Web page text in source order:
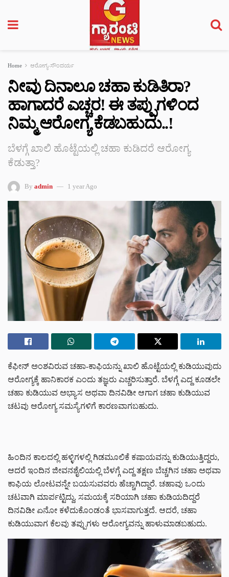
Home ಆರೋಗ್ಯ-ಸೌಂದರ್ಯ
ನೀವು ದಿನಾಲೂ ಚಹಾ ಕುಡಿತಿರಾ?
ಹಾಗಾದರೆ ಎಚ್ಚರ! ಈ ತಪ್ಪುಗಳಿಂದ
ನಿಮ್ಮ ಆರೋಗ್ಯ ಕೆಡಬಹುದು..!
ಬೆಳಗ್ಗೆ ಖಾಲಿ ಹೊಟ್ಟೆಯಲ್ಲಿ ಚಹಾ ಕುಡಿದರೆ ಆರೋಗ್ಯ
ಕೆಡುತ್ತಾ?
By admin 1 year Ago
ಕೆಫೀನ್ ಅಂಶವಿರುವ ಚಹಾ-ಕಾಫಿಯನ್ನು ಖಾಲಿ ಹೊಟ್ಟೆಯಲ್ಲಿ ಕುಡಿಯುವುದು
ಆರೋಗ್ಯಕ್ಕೆ ಹಾನಿಕಾರಕ ಎಂದು ತಜ್ಞರು ಎಚ್ಚರಿಸುತ್ತಾರೆ. ಬೆಳಗ್ಗೆ ಎದ್ದ ಕೂಡಲೇ
ಚಹಾ ಕುಡಿಯುವ ಅಭ್ಯಾಸ ಅಥವಾ ದಿನವಿಡೀ ಆಗಾಗ ಚಹಾ ಕುಡಿಯುವ
ಚಟವು ಆರೋಗ್ಯ ಸಮಸ್ಯೆಗಳಿಗೆ ಕಾರಣವಾಗಬಹುದು.
ಹಿಂದಿನ ಕಾಲದಲ್ಲಿ ಹಳ್ಳಿಗಳಲ್ಲಿ ಗಿಡಮೂಲಿಕೆ ಕಷಾಯವನ್ನು ಕುಡಿಯುತ್ತಿದ್ದರು,
ಆದರೆ ಇಂದಿನ ಜೀವನಶೈಲಿಯಲ್ಲಿ ಬೆಳಗ್ಗೆ ಎದ್ದ ತಕ್ಷಣ ಬೆಚ್ಚಗಿನ ಚಹಾ ಅಥವಾ
ಕಾಫಿಯ ಲೋಟವನ್ನೇ ಬಯಸುವವರು ಹೆಚ್ಚಾಗಿದ್ದಾರೆ. ಚಹಾವು ಒಂದು
ಚಟವಾಗಿ ಮಾರ್ಪಟ್ಟಿದ್ದು, ಸಮಯಕ್ಕೆ ಸರಿಯಾಗಿ ಚಹಾ ಕುಡಿಯದಿದ್ದರೆ
ದಿನವಿಡೀ ಏನೋ ಕಳೆದುಕೊಂಡಂತೆ ಭಾಸವಾಗುತ್ತದೆ. ಆದರೆ, ಚಹಾ
ಕುಡಿಯುವಾಗ ಕೆಲವು ತಪ್ಪುಗಳು ಆರೋಗ್ಯವನ್ನು ಹಾಳುಮಾಡಬಹುದು.